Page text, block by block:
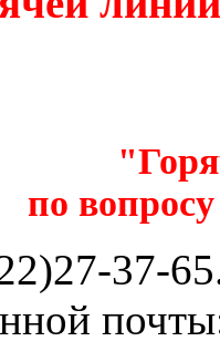
по
37-